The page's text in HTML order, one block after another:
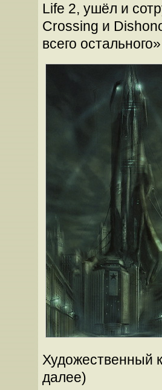
Life 2, ушёл и
Crossing и
всего
Художественный
далее)